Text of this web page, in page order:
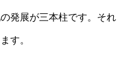
発展が三本柱です。それ
す。